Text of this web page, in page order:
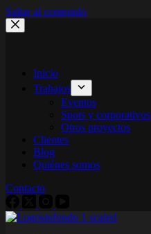
Saltar al contenido
Inicio
Trabajos
Eventos
Spots y corporativos
Otros proyectos
Clientes
Blog
Quiénes somos
Contacto